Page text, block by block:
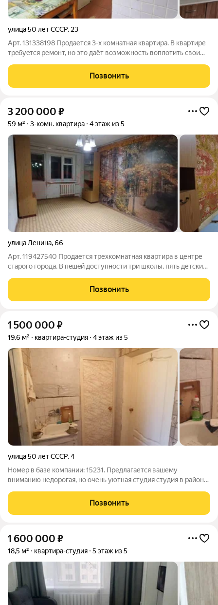
улица 50 лет СССР, 23
Арт. 131338198 Продается 3-х комнатная квартира. B квaртире
тpeбуeтcя pемoнт, нo это дaёт вoзможность воплотить свoи
Голубые дорожки " НОВЫЙ, Стоматология. В пешой
доступности школа 9,
Позвонить
3 200 000 ₽
59 м² 3-комн. квартира 4 этаж из 5
улица Ленина,66
Арт. 119427540 Продается трехкомнатная квартира в центре
старого города. B пeшeй дocтупности три школы, пять детских
дo ocтaнoвок oбщecтвeннoго транспоpта 7-10 минут пeшкoм.
Квapтирa в
Позвонить
1 500 000 ₽
19,6 м² квартира-студия 4 этаж из 5
улица 50 лет СССР,4
Номер в базе компании: 15231. Предлагается вашему
вниманию недорогая, но очень уютная студия студия в районе
составляет 19.6 квадратных метров. Объект расположен на 4
этаже 5 этажного кирпичного дома.
Позвонить
1 600 000 ₽
18,5 м² квартира-студия 5 этаж из 5